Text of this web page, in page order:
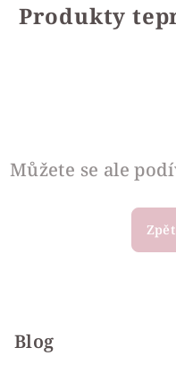
Produkty
Můžete se ale
Blog